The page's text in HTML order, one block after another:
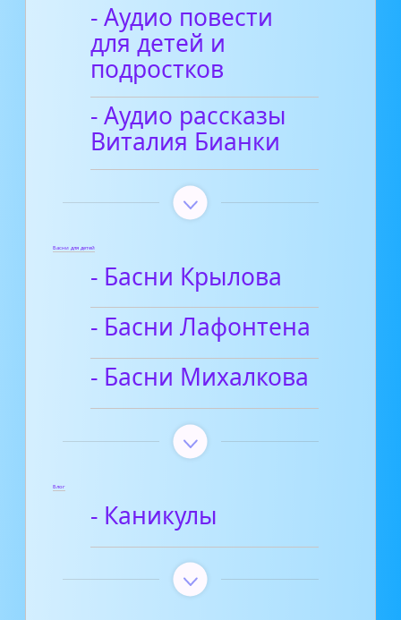
- Аудио повести
для детей и
подростков
- Аудио рассказы
Виталия Бианки
Басни для детей
- Басни Крылова
- Басни Лафонтена
- Басни Михалкова
Блог
- Каникулы